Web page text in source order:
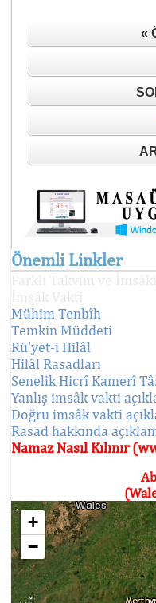
«
Önemli Linkler
İmsâk Vakti
Mühim Tenbîh
Temkin Müddeti
Rü'yet-i Hilâl
Hilâl Rasadları
Senelik Hicrî Kamerî
Yanlış imsâk vakti
Doğru imsâk vakti
Rasad hakkında
Namaz Nasıl Kılınır
+
−